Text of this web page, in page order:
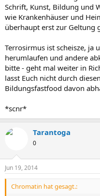
Schrift, Kunst, Bildung und
wie Krankenhäuser und
überhaupt erst zur Geltung
Terrosirmus ist scheisze, ja
herumlaufen und andere
bitte - geht mal weiter in
lasst Euch nicht durch
Bildungsfastfood davon
*scnr*
Tarantoga
0
Jun 19, 2014
Chromatin hat gesagt.: